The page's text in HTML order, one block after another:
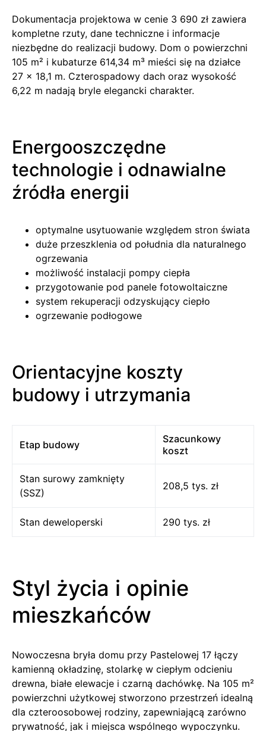
Dokumentacja projektowa w cenie 3 690 zł zawiera
kompletne rzuty, dane techniczne i informacje
niezbędne do realizacji budowy. Dom o powierzchni
105 m² i kubaturze 614,34 m³ mieści się na działce
27 x 18,1 m. Czterospadowy dach oraz wysokość
6,22 m nadają bryle elegancki charakter.
Energooszczędne
technologie i odnawialne
źródła energii
optymalne usytuowanie względem stron świata
duże przeszklenia od południa dla naturalnego
ogrzewania
możliwość instalacji pompy ciepła
przygotowanie pod panele fotowoltaiczne
system rekuperacji odzyskujący ciepło
ogrzewanie podłogowe
Orientacyjne koszty
budowy i utrzymania
Etap budowy
Szacunkowy
koszt
Stan surowy zamknięty
(SSZ)
208,5 tys. zł
Stan deweloperski 290 tys. zł
Styl życia i opinie
mieszkańców
Nowoczesna bryła domu przy Pastelowej 17 łączy
kamienną okładzinę, stolarkę w ciepłym odcieniu
drewna, białe elewacje i czarną dachówkę. Na 105 m²
powierzchni użytkowej stworzono przestrzeń idealną
dla czteroosobowej rodziny, zapewniającą zarówno
prywatność, jak i miejsca wspólnego wypoczynku.